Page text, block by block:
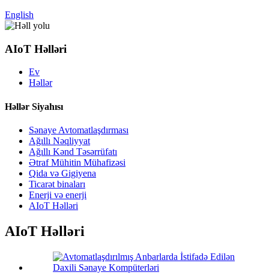
English
AIoT Həlləri
Ev
Həllər
Həllər Siyahısı
Sənaye Avtomatlaşdırması
Ağıllı Nəqliyyat
Ağıllı Kənd Təsərrüfatı
Ətraf Mühitin Mühafizəsi
Qida və Gigiyena
Ticarət binaları
Enerji və enerji
AIoT Həlləri
AIoT Həlləri